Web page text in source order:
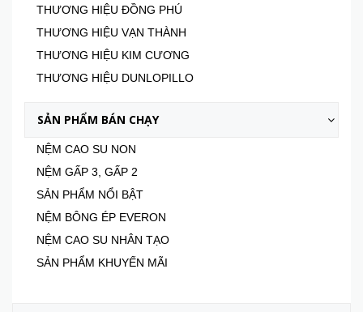
THƯƠNG HIỆU ĐỒNG PHÚ
THƯƠNG HIỆU VẠN THÀNH
THƯƠNG HIỆU KIM CƯƠNG
THƯƠNG HIỆU DUNLOPILLO
SẢN PHẨM BÁN CHẠY
NỆM CAO SU NON
NỆM GẤP 3, GẤP 2
SẢN PHẨM NỔI BẬT
NỆM BÔNG ÉP EVERON
NỆM CAO SU NHÂN TẠO
SẢN PHẨM KHUYẾN MÃI